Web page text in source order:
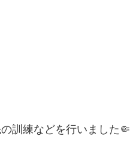
訓練などを行いました🤏